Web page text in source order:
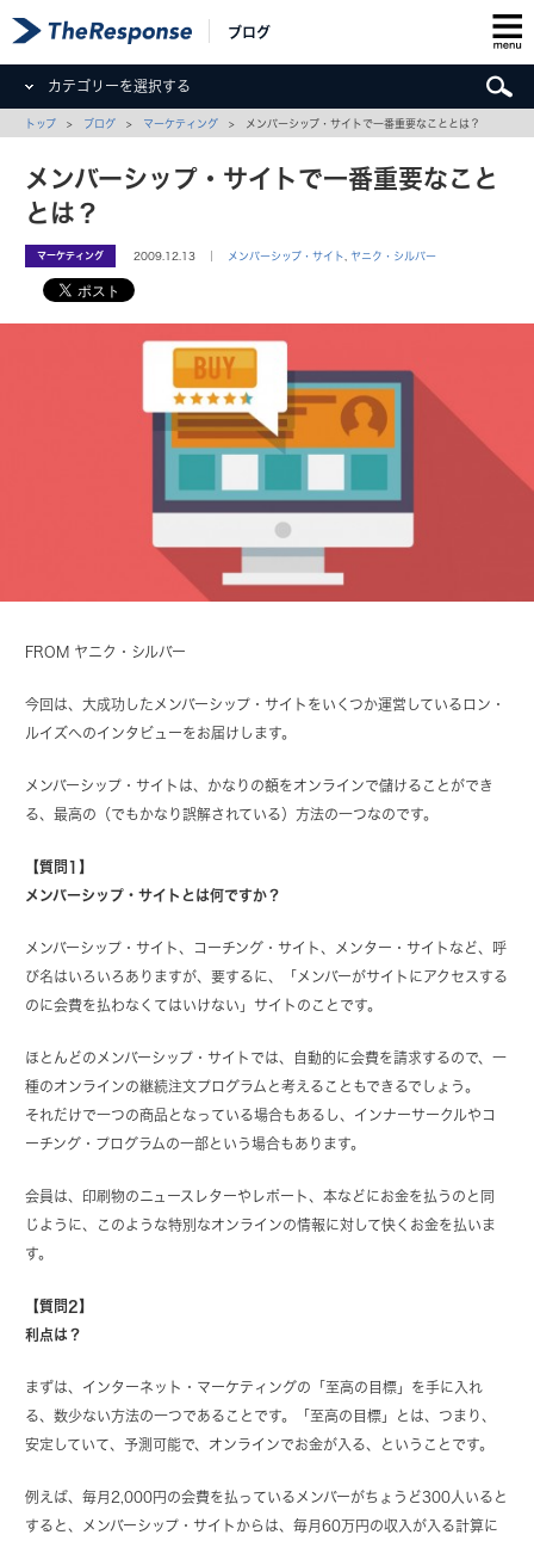
ブログ
カテゴリーを選択する
トップ > ブログ > マーケティング > メンバーシップ・サイトで一番重要なこととは？
メンバーシップ・サイトで一番重要なこと
とは？
マーケティング 2009.12.13 ｜ メンバーシップ・サイト ヤニク・シルバー
FROM ヤニク・シルバー
今回は、大成功したメンバーシップ・サイトをいくつか運営しているロン・
ルイズへのインタビューをお届けします。
メンバーシップ・サイトは、かなりの額をオンラインで儲けることができ
る、最高の（でもかなり誤解されている）方法の一つなのです。
【質問1】
メンバーシップ・サイトとは何ですか？
メンバーシップ・サイト、コーチング・サイト、メンター・サイトなど、呼
び名はいろいろありますが、要するに、「メンバーがサイトにアクセスする
のに会費を払わなくてはいけない」サイトのことです。
ほとんどのメンバーシップ・サイトでは、自動的に会費を請求するので、一
種のオンラインの継続注文プログラムと考えることもできるでしょう。
それだけで一つの商品となっている場合もあるし、インナーサークルやコ
ーチング・プログラムの一部という場合もあります。
会員は、印刷物のニュースレターやレポート、本などにお金を払うのと同
じように、このような特別なオンラインの情報に対して快くお金を払いま
す。
【質問2】
利点は？
まずは、インターネット・マーケティングの「至高の目標」を手に入れ
る、数少ない方法の一つであることです。「至高の目標」とは、つまり、
安定していて、予測可能で、オンラインでお金が入る、ということです。
例えば、毎月2,000円の会費を払っているメンバーがちょうど300人いると
すると、メンバーシップ・サイトからは、毎月60万円の収入が入る計算に